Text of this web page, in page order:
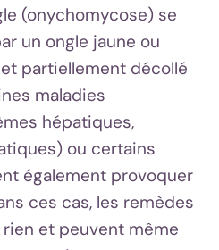
(onychomycose) se
un ongle jaune ou
partiellement décollé
maladies
hépatiques,
ou certains
également provoquer
ces cas, les remèdes
et peuvent même